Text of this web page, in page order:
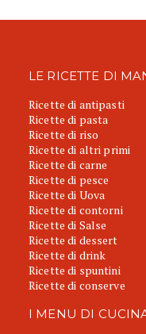
LE RICETTE DI
Ricette di antipasti
Ricette di pasta
Ricette di riso
Ricette di altri primi
Ricette di carne
Ricette di pesce
Ricette di Uova
Ricette di contorni
Ricette di Salse
Ricette di dessert
Ricette di drink
Ricette di spuntini
Ricette di conserve
I MENU DI